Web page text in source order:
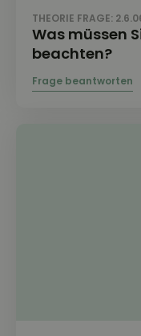
THEORIE FRAGE:
Was müssen
beachten?